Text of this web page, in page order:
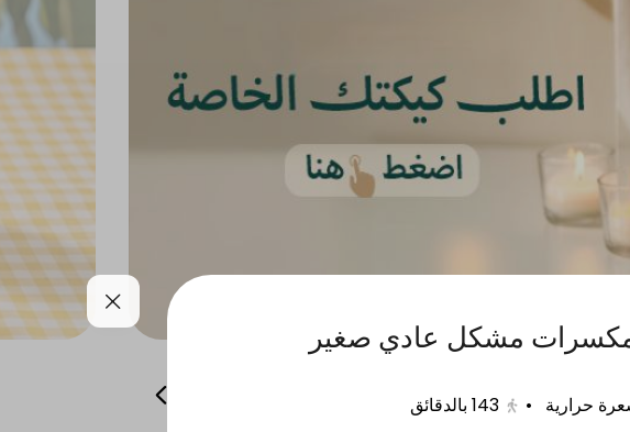
مفرزنات همسات من باريس منتجات الشتاء
مكسرات مشكل عادي صغير
•
143 بالدقائق